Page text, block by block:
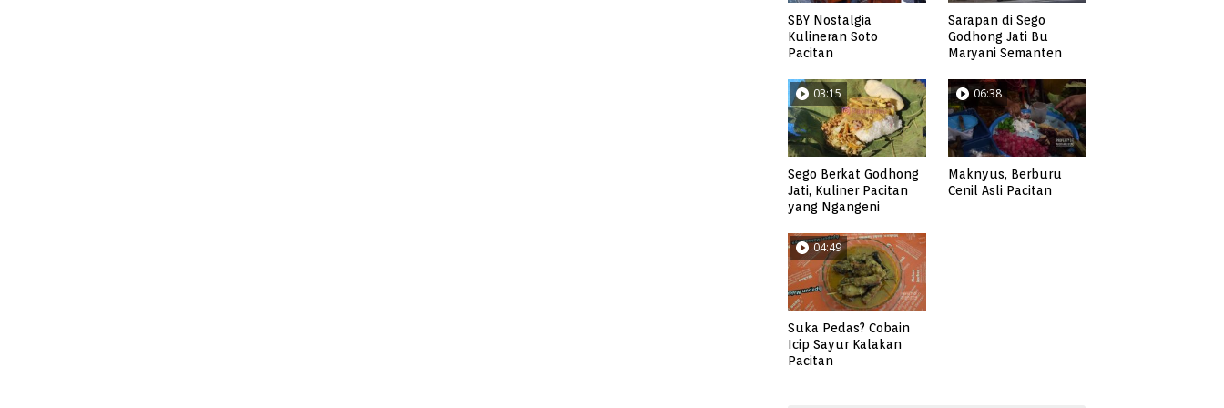
SBY Nostalgia
Kulineran Soto
Pacitan
Sarapan di Sego
Godhong Jati Bu
Maryani Semanten
03:15
Sego Berkat Godhong
Jati, Kuliner Pacitan
yang Ngangeni
06:38
Maknyus, Berburu
Cenil Asli Pacitan
04:49
Suka Pedas? Cobain
Icip Sayur Kalakan
Pacitan